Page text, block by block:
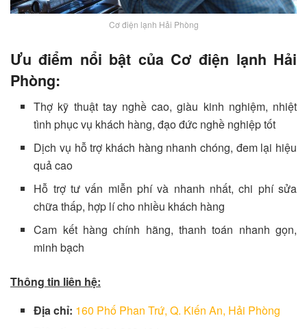
Cơ điện lạnh Hải Phòng
Ưu điểm nổi bật của Cơ điện lạnh Hải
Phòng:
Thợ kỹ thuật tay nghề cao, giàu kinh nghiệm, nhiệt
tình phục vụ khách hàng, đạo đức nghề nghiệp tốt
Dịch vụ hỗ trợ khách hàng nhanh chóng, đem lại hiệu
quả cao
Hỗ trợ tư vấn miễn phí và nhanh nhất, chi phí sửa
chữa thấp, hợp lí cho nhiều khách hàng
Cam kết hàng chính hãng, thanh toán nhanh gọn,
minh bạch
Thông tin liên hệ:
Địa chỉ: 160 Phố Phan Trứ, Q. Kiến An, Hải Phòng